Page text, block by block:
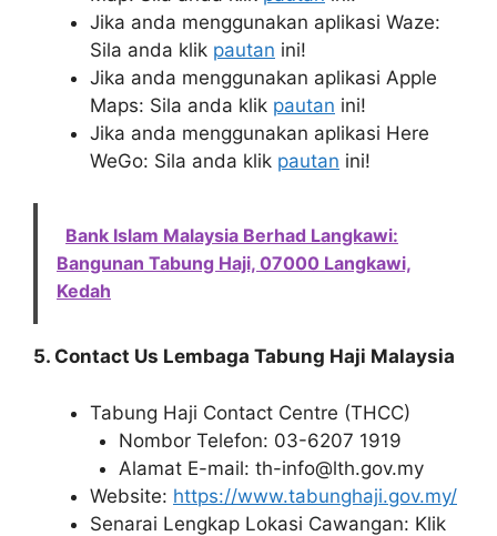
Jika anda menggunakan aplikasi Waze:
Sila anda klik pautan ini!
Jika anda menggunakan aplikasi Apple
Maps: Sila anda klik pautan ini!
Jika anda menggunakan aplikasi Here
WeGo: Sila anda klik pautan ini!
Bank Islam Malaysia Berhad Langkawi:
Bangunan Tabung Haji, 07000 Langkawi,
Kedah
5. Contact Us Lembaga Tabung Haji Malaysia
Tabung Haji Contact Centre (THCC)
Nombor Telefon: 03-6207 1919
Alamat E-mail: th-info@lth.gov.my
Website: https://www.tabunghaji.gov.my/
Senarai Lengkap Lokasi Cawangan: Klik